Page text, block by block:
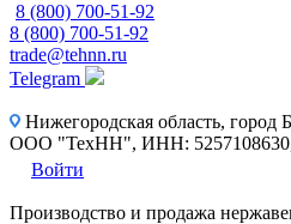
8 (800) 700-51-92
8 (800) 700-51-92
trade@tehnn.ru
Telegram
Нижегородская область, город
ООО "ТехНН", ИНН:
Войти
Производство и продажа